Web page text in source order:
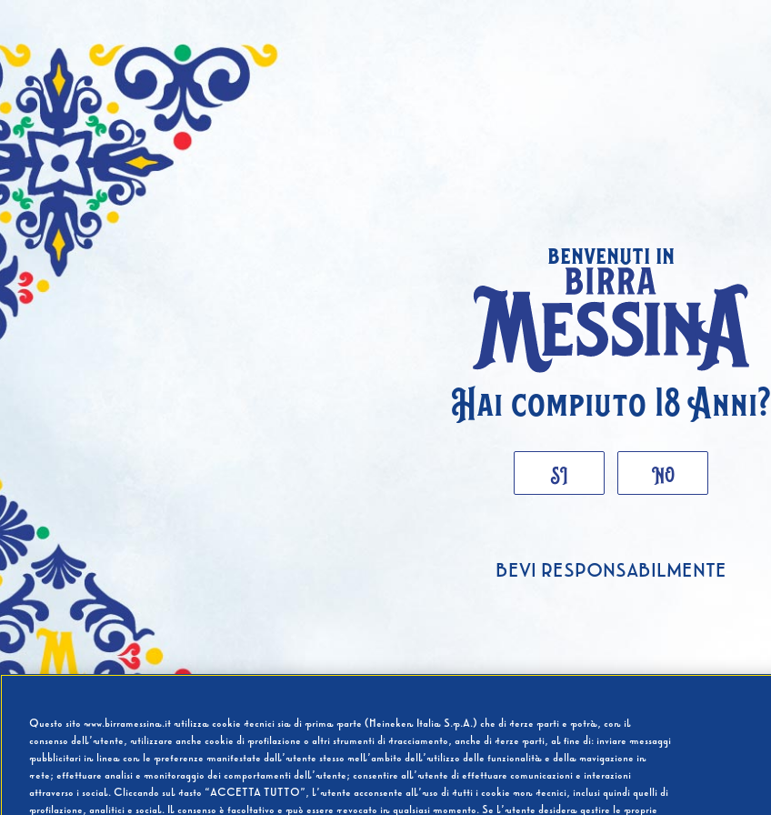
benvenuti in
Hai compiuto 18 Anni?
SI NO
BEVI RESPONSABILMENTE
Questo sito www.birramessina.it utilizza cookie tecnici sia di prima parte (Heineken Italia S.p.A.) che di terze parti e potrà, con il
consenso dell’utente, utilizzare anche cookie di profilazione o altri strumenti di tracciamento, anche di terze parti, al fine di: inviare messaggi
pubblicitari in linea con le preferenze manifestate dall’utente stesso nell’ambito dell’utilizzo delle funzionalità e della navigazione in
rete; effettuare analisi e monitoraggio dei comportamenti dell’utente; consentire all’utente di effettuare comunicazioni e interazioni
attraverso i social. Cliccando sul tasto “ACCETTA TUTTO”, l’utente acconsente all’uso di tutti i cookie non tecnici, inclusi quindi quelli di
profilazione, analitici e social. Il consenso è facoltativo e può essere revocato in qualsiasi momento. Se l’utente desidera gestire le proprie